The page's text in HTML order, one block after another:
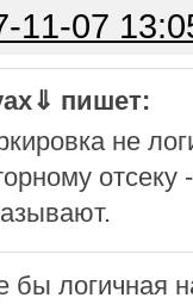
11-07
пишет:
не
отсеку
бы логичная